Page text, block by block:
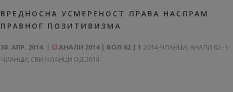
ВРЕДНОСНА УСМЕРЕНОСТ ПРАВА НАСПРАМ
ПРАВНОГ ПОЗИТИВИЗМА
30. АПР. 2014. АНАЛИ 2014 | ВОЛ 62 | 1 2014-ЧЛАНЦИ, АНАЛИ 62–1-
ЧЛАНЦИ, СВИ ЧЛАНЦИ ОД 2014